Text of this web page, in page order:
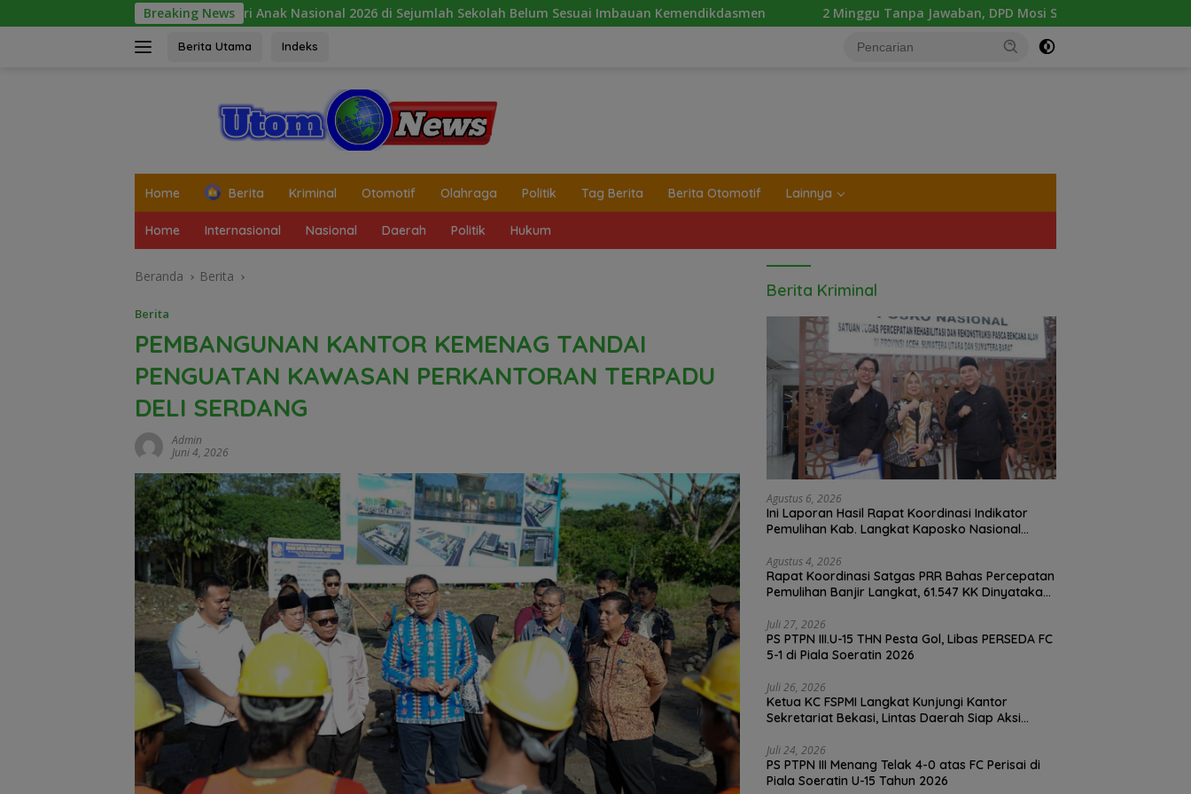
ke
Breaking News
Peringatan Hari Anak Nasional 2026 di Sejumlah Sekolah Belum Sesuai Imbauan Kemendikdasmen 2 Minggu Tanpa Jawaban, DPD Mosi Sumut Ancam Gelar Aksi Damai Di
Berita Utama Indeks
Home Berita Kriminal Otomotif Olahraga Politik Tag Berita Berita Otomotif Lainnya
Home Internasional Nasional Daerah Politik Hukum
Beranda Berita
Berita
PEMBANGUNAN KANTOR KEMENAG TANDAI
PENGUATAN KAWASAN PERKANTORAN TERPADU
DELI SERDANG
Admin
Juni 4, 2026
Berita Kriminal
Agustus 6, 2026
Ini Laporan Hasil Rapat Koordinasi Indikator
Pemulihan Kab. Langkat Kaposko Nasional
Agustus 4, 2026
Rapat Koordinasi Satgas PRR Bahas Percepatan
Pemulihan Banjir Langkat, 61.547 KK Dinyatakan
Juli 27, 2026
PS PTPN III.U-15 THN Pesta Gol, Libas PERSEDA FC
5-1 di Piala Soeratin 2026
Juli 26, 2026
Ketua KC FSPMI Langkat Kunjungi Kantor
Sekretariat Bekasi, Lintas Daerah Siap Aksi
Juli 24, 2026
PS PTPN III Menang Telak 4-0 atas FC Perisai di
Piala Soeratin U-15 Tahun 2026